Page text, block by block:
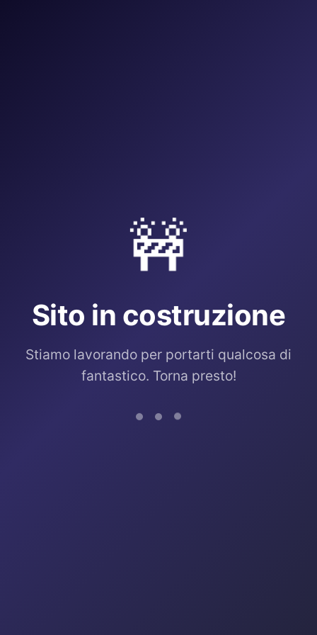
🚧
Sito in costruzione
Stiamo lavorando per portarti qualcosa di
fantastico. Torna presto!